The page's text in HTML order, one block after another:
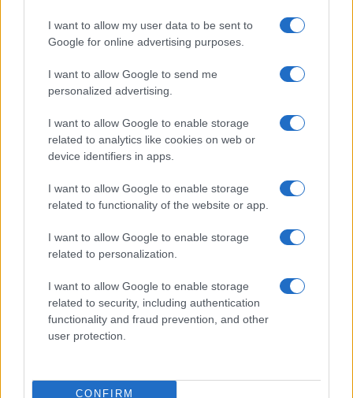
I want to allow my user data to be sent to
Google for online advertising purposes.
I want to allow Google to send me
personalized advertising.
I want to allow Google to enable storage
related to analytics like cookies on web or
device identifiers in apps.
I want to allow Google to enable storage
related to functionality of the website or app.
I want to allow Google to enable storage
related to personalization.
I want to allow Google to enable storage
related to security, including authentication
functionality and fraud prevention, and other
user protection.
CONFIRM
BELLEZZA
Scopri come l’imperfezione può essere la vera
essenza della bellezza
Camilla Fiore · 6 Ago 2026
BELLEZZA